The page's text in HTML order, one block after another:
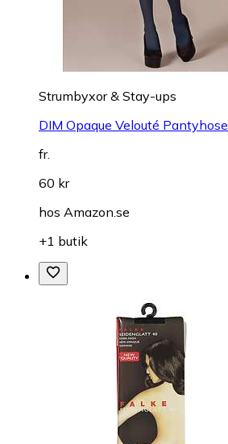
Strumbyxor & Stay-ups
DIM Opaque Velouté Pantyhose
fr.
60 kr
hos Amazon.se
+1 butik